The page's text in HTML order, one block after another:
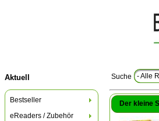
Aktuell
Bestseller
eReaders / Zubehör
Suche - Alle
Der kleine